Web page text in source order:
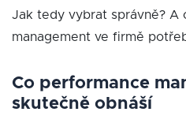
Jak tedy vybrat správně? A
management ve firmě
Co performance
skutečně obnáší